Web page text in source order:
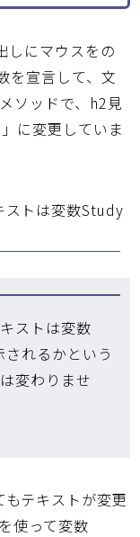
しにマウスをの
を宣言して、文
ソッドで、h2見
に変更していま
ストは変数Study
ストは変数
れるかという
変わりませ
もテキストが変更
使って変数